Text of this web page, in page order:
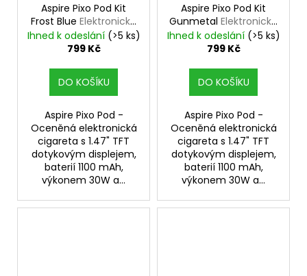
Aspire Pixo Pod Kit
Frost Blue Elektronická
cigareta
Ihned k odeslání (>5 ks)
799 Kč
DO KOŠÍKU
Aspire Pixo Pod -
Oceněná elektronická
cigareta s 1.47" TFT
dotykovým displejem,
baterií 1100 mAh,
výkonem 30W a...
Aspire Pixo Pod Kit
Gunmetal Elektronická
cigareta
Ihned k odeslání (>5 ks)
799 Kč
DO KOŠÍKU
Aspire Pixo Pod -
Oceněná elektronická
cigareta s 1.47" TFT
dotykovým displejem,
baterií 1100 mAh,
výkonem 30W a...